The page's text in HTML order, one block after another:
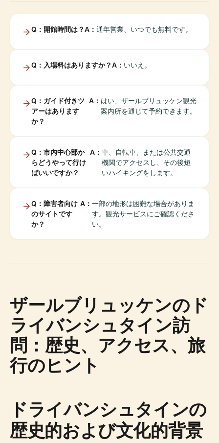
Q：開館時間は？A： 通年営業、いつでも無料です。
Q：入場料はありますか？A： いいえ。
Q：ガイド付きツ
アーはあります
か？
A： はい、ザールブリュッケン観光
案内所を通じて予約できます。
Q：市内中心部か
らどうやって行け
ばいいですか？
A：車、自転車、または公共交通
機関でアクセスし、その後短
いハイキングをします。
Q：障害者向け
のサイトです
か？
A： 一部の地形は困難な場合がありま
す。観光サービスにご確認くださ
い。
ザールブリュッケンのド
ライバンシュタイン訪
問：歴史、アクセス、旅
行のヒント
ドライバンシュタインの
歴史的および文化的背景